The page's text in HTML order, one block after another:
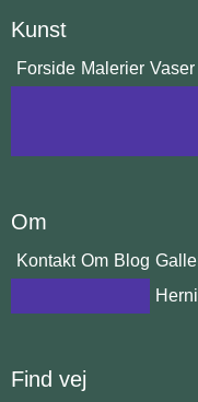
Kunst
Forside Malerier Vaser
Om
Kontakt Om Blog
Find vej